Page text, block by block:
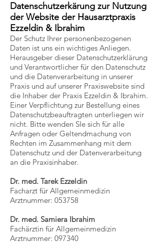
Datenschutzerkärung zur Nutzung
der Website der Hausarztpraxis
Ezzeldin & Ibrahim
Der Schutz Ihrer personenbezogenen
Daten ist uns ein wichtiges Anliegen.
Herausgeber dieser Datenschutzerklärung
und Verantwortlicher für den Datenschutz
und die Datenverarbeitung in unserer
Praxis und auf unserer Praxiswebsite sind
die Inhaber der Praxis Ezzeldin & Ibrahim.
Einer Verpflichtung zur Bestellung eines
Datenschutzbeauftragten unterliegen wir
nicht. Bitte wenden SIe sich für alle
Anfragen oder Geltendmachung von
Rechten im Zusammenhang mit dem
Datenschutz und der Datenverarbeitung
an die Praxisinhaber.
Dr. med. Tarek Ezzeldin
Facharzt für Allgemeinmedizin
Arztnummer: 053758
Dr. med. Samiera Ibrahim
Fachärztin für Allgemeinmedizin
Arztnummer: 097340